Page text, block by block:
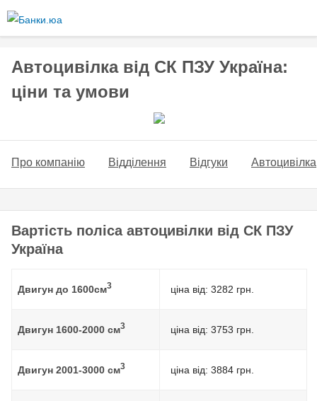
основного
Автоцивілка від СК ПЗУ Україна:
ціни та умови
Про компанію Відділення Відгуки Автоцивілка
Вартість поліса автоцивілки від СК ПЗУ
Україна
Двигун до 1600см3 ціна від: 3282 грн.
Двигун 1600-2000 см3 ціна від: 3753 грн.
Двигун 2001-3000 см3 ціна від: 3884 грн.